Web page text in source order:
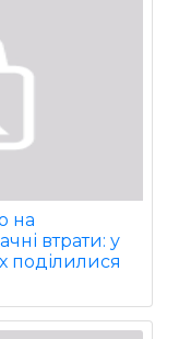
на
втрати: у
поділилися